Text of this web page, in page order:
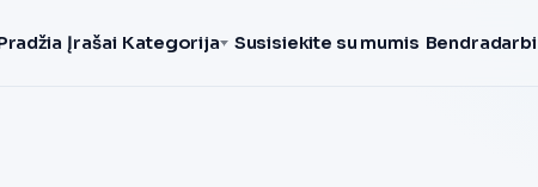
Įrašai Kategorija Susisiekite su mumis